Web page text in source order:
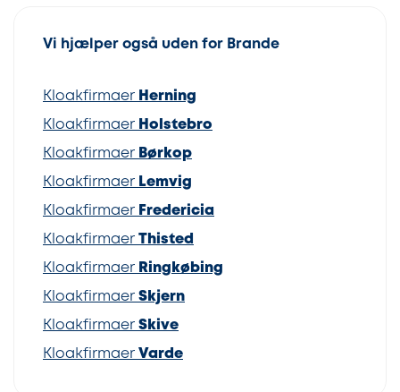
Vi hjælper også uden for Brande
Kloakfirmaer Herning
Kloakfirmaer Holstebro
Kloakfirmaer Børkop
Kloakfirmaer Lemvig
Kloakfirmaer Fredericia
Kloakfirmaer Thisted
Kloakfirmaer Ringkøbing
Kloakfirmaer Skjern
Kloakfirmaer Skive
Kloakfirmaer Varde